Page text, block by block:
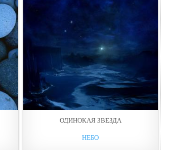
ОДИНОКАЯ ЗВЕЗДА
НЕБО